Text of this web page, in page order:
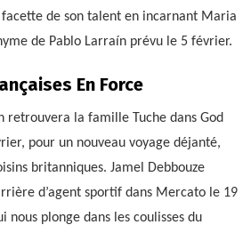
de son talent en incarnant Maria
de Pablo Larraín prévu le 5 février.
En Force
retrouvera la famille Tuche dans God
pour un nouveau voyage déjanté,
britanniques. Jamel Debbouze
d’agent sportif dans Mercato le 19
nous plonge dans les coulisses du